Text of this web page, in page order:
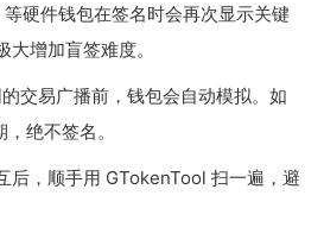
硬件钱包在签名时会再次显示关键
增加盲签难度。
交易广播前，钱包会自动模拟。如
绝不签名。
后，顺手用 GTokenTool 扫一遍，避